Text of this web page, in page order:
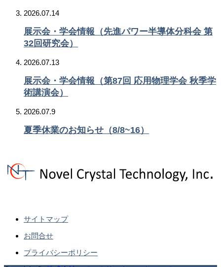
2026.07.14
展示会・学会情報（先進パワー半導体分科会 第
32回研究会）
2026.07.13
展示会・学会情報（第87回 応用物理学会 秋季学
術講演会）
2026.07.9
夏季休業のお知らせ（8/8~16）
サイトマップ
お問合せ
プライバシーポリシー